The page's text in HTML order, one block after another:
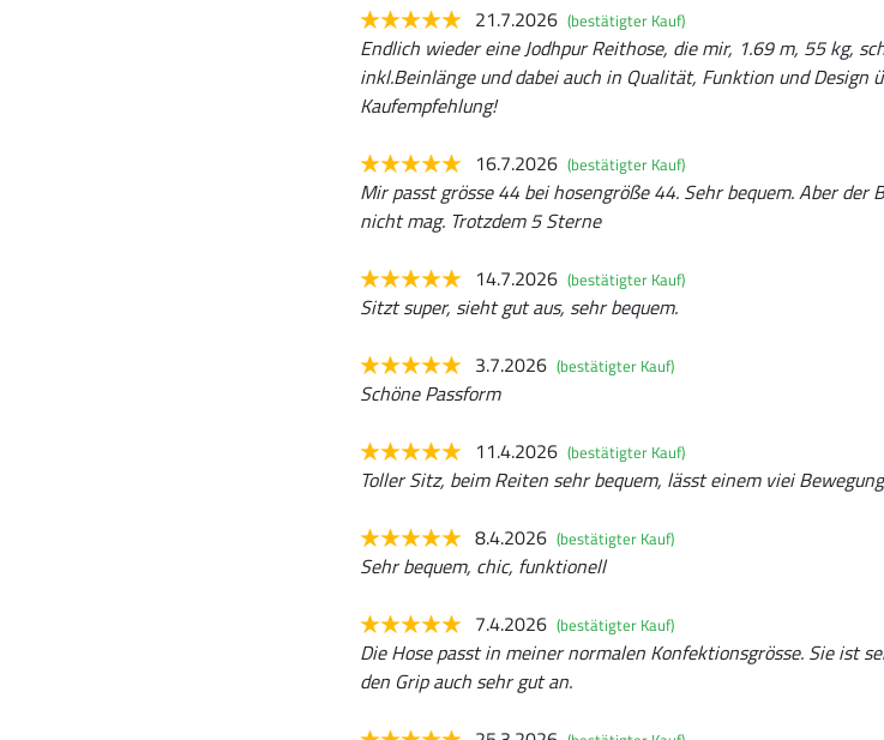
21.7.2026 (bestätigter Kauf)
Endlich wieder eine Jodhpur Reithose, die mir, 1.69 m, 55 kg,
inkl.Beinlänge und dabei auch in Qualität, Funktion und Design
Kaufempfehlung!
16.7.2026 (bestätigter Kauf)
Mir passt grösse 44 bei hosengröße 44. Sehr bequem. Aber
nicht mag. Trotzdem 5 Sterne
14.7.2026 (bestätigter Kauf)
Sitzt super, sieht gut aus, sehr bequem.
3.7.2026 (bestätigter Kauf)
Schöne Passform
11.4.2026 (bestätigter Kauf)
Toller Sitz, beim Reiten sehr bequem, lässt einem viei
8.4.2026 (bestätigter Kauf)
Sehr bequem, chic, funktionell
7.4.2026 (bestätigter Kauf)
Die Hose passt in meiner normalen Konfektionsgrösse. Sie ist
den Grip auch sehr gut an.